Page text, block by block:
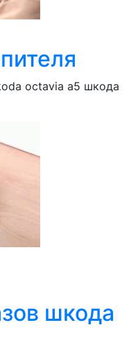
octavia a5 шкода
шкода